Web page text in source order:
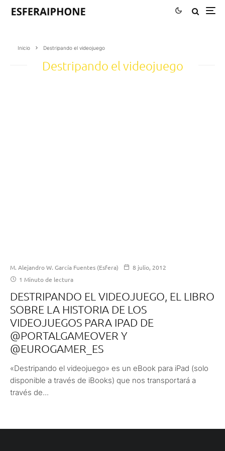
Inicio Destripando el videojuego
Destripando el videojuego
M. Alejandro W. García Fuentes (Esfera)
8 julio, 2012
1 Minuto de lectura
DESTRIPANDO EL VIDEOJUEGO, EL LIBRO
SOBRE LA HISTORIA DE LOS
VIDEOJUEGOS PARA IPAD DE
@PORTALGAMEOVER Y
@EUROGAMER_ES
«Destripando el videojuego» es un eBook para iPad (solo
disponible a través de iBooks) que nos transportará a
través de...